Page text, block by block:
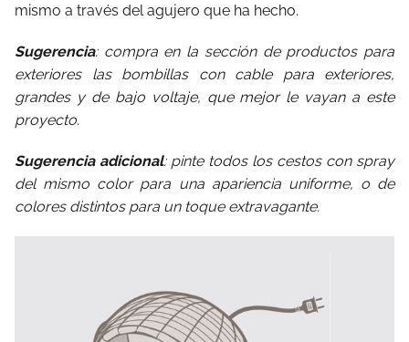
mismo a través del agujero que ha hecho.
Sugerencia: compra en la sección de productos para
exteriores las bombillas con cable para exteriores,
grandes y de bajo voltaje, que mejor le vayan a este
proyecto.
Sugerencia adicional: pinte todos los cestos con spray
del mismo color para una apariencia uniforme, o de
colores distintos para un toque extravagante.